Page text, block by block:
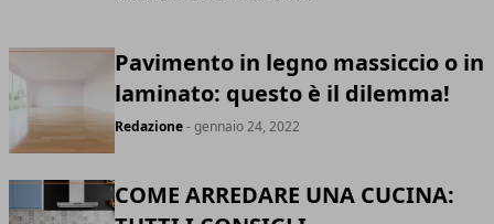
Pavimento in legno massiccio o in
laminato: questo è il dilemma!
Redazione- gennaio 24, 2022
COME ARREDARE UNA CUCINA: